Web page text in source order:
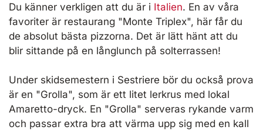
Du känner verkligen att du är i Italien. En av våra
favoriter är restaurang "Monte Triplex", här får du
de absolut bästa pizzorna. Det är lätt hänt att du
blir sittande på en långlunch på solterrassen!
Under skidsemestern i Sestriere bör du också prova
är en "Grolla", som är ett litet lerkrus med lokal
Amaretto-dryck. En "Grolla" serveras rykande varm
och passar extra bra att värma upp sig med en kall